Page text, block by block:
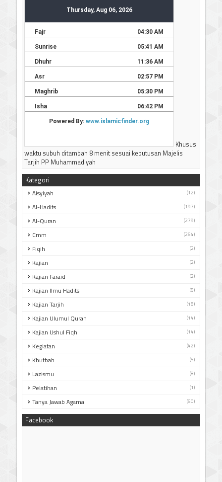
dan & 1 Syawwal 2026M/1447H danIdul Adha 10 Dzulhijjah
2026M/1447H
Tutorial setting tambahan waktu subuh 8 menit dengan
apllikasi PRAYER TIMES and QIBLA
Silahkan KLIK
JADWAL IMSAKIYAH BULAN RAMADHAN 1447 H / 2026 M
JAWA TIMUR
-----------------------------
Terima kasih
Khusus
waktu subuh ditambah 8 menit sesuai keputusan Majelis
Tarjih PP Muhammadiyah
Kategori
Aisyiyah (12)
Al-Hadits (197)
Al-Quran (279)
Cmm (264)
Fiqih (2)
Kajian (2)
Kajian Faraid (2)
Kajian Ilmu Hadits (5)
Kajian Tarjih (18)
Kajian Ulumul Quran (14)
Kajian Ushul Fiqh (14)
Kegiatan (42)
Khutbah (5)
Lazismu (8)
Pelatihan (1)
Tanya Jawab Agama (60)
Facebook